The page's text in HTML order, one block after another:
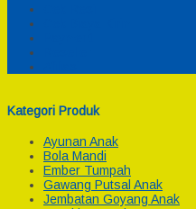
Kategori Produk
Ayunan Anak
Bola Mandi
Ember Tumpah
Gawang Putsal Anak
Jembatan Goyang Anak